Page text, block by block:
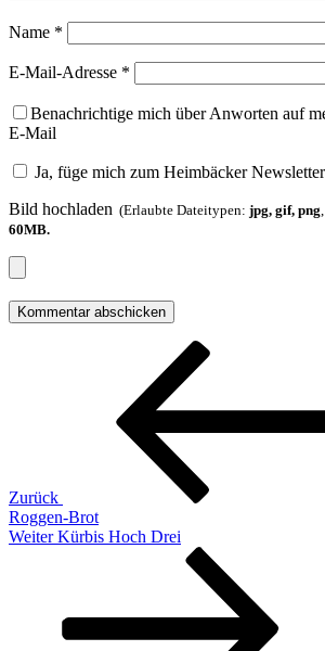
Name *
E-Mail-Adresse *
Benachrichtige mich über Anworten auf
E-Mail
Ja, füge mich zum Heimbäcker
Bild hochladen (Erlaubte Dateitypen: jpg, gif, png
60MB.
Beitragsnavigation
Zurück
Roggen-Brot
Nächster
Weiter Kürbis Hoch Drei